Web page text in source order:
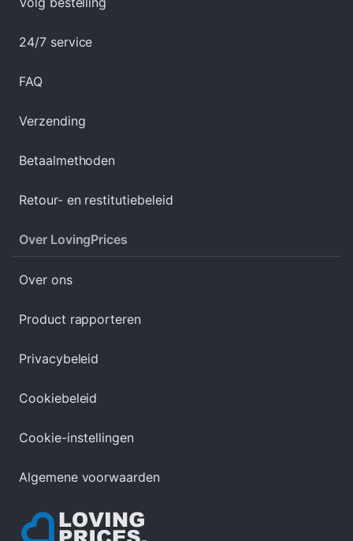
24/7 service
FAQ
Verzending
Betaalmethoden
Retour- en restitutiebeleid
Over LovingPrices
Over ons
Product rapporteren
Privacybeleid
Cookiebeleid
Cookie-instellingen
Algemene voorwaarden